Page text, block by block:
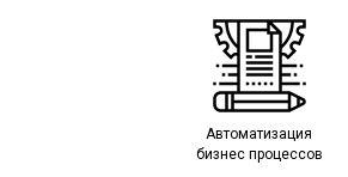
Автоматизация
бизнес процессов